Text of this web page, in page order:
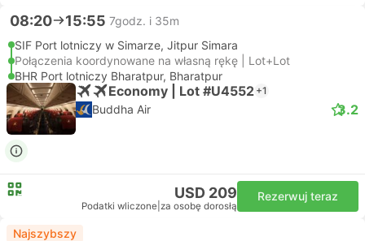
08:20 15:55 7godz. i 35m
SIF Port lotniczy w Simarze, Jitpur Simara
Połączenia koordynowane na własną rękę | Lot+Lot
BHR Port lotniczy Bharatpur, Bharatpur
Economy | Lot #U4552 +1
Buddha Air 3.2
USD 209
Podatki wliczone za osobę dorosłą
Rezerwuj teraz
Najszybszy